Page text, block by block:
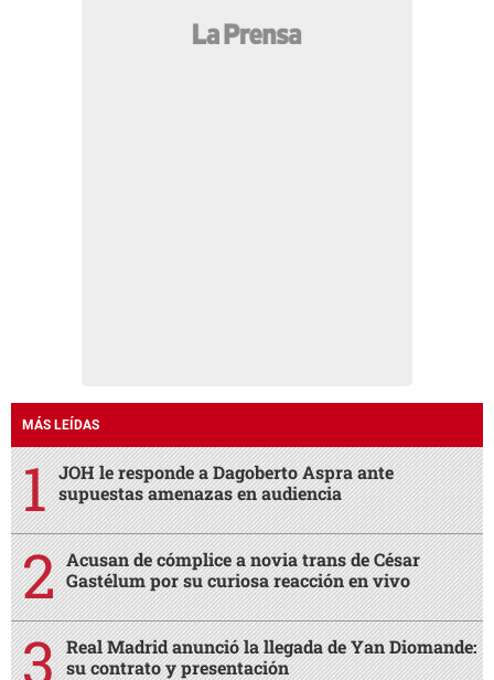
MÁS LEÍDAS
JOH le responde a Dagoberto Aspra ante
supuestas amenazas en audiencia
Acusan de cómplice a novia trans de César
Gastélum por su curiosa reacción en vivo
Real Madrid anunció la llegada de Yan Diomande:
su contrato y presentación